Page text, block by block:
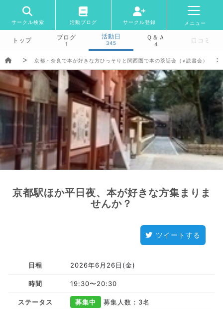
サークル検索 活動ブログ サークル登録 メニュー
トップ ブログ
1
活動日
345
Ｑ＆Ａ
4 口コミ
京都・奈良で本が好きな方ひっそりと関西圏で本の茶話会（≠読書会）
京都駅ほか平日夜、本が好きな方集まりま
せんか？
ツイートする
日程 2026年6月26日(金)
時間 19:30〜20:30
ステータス 募集中 募集人数：3名